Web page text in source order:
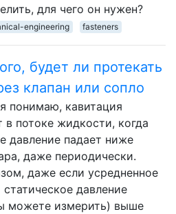
для чего он нужен?
engineering fasteners
будет ли протекать
клапан или сопло
понимаю, кавитация
в потоке жидкости, когда
давление падает ниже
даже периодически.
даже если усредненное
давление
можете измерить) выше